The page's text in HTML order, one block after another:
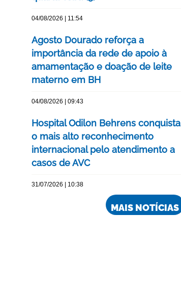
04/08/2026 | 11:54
Agosto Dourado reforça a
importância da rede de apoio à
amamentação e doação de leite
materno em BH
04/08/2026 | 09:43
Hospital Odilon Behrens conquista
o mais alto reconhecimento
internacional pelo atendimento a
casos de AVC
31/07/2026 | 10:38
MAIS NOTÍCIAS